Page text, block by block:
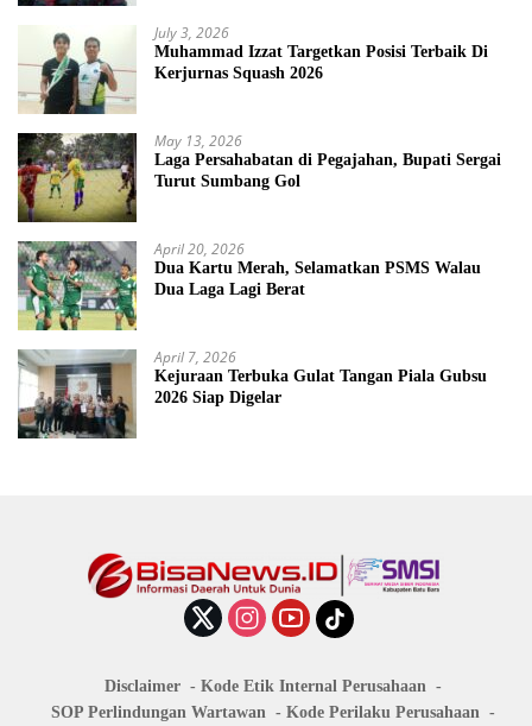
July 3, 2026
Muhammad Izzat Targetkan Posisi Terbaik Di
Kerjurnas Squash 2026
May 13, 2026
Laga Persahabatan di Pegajahan, Bupati Sergai
Turut Sumbang Gol
April 20, 2026
Dua Kartu Merah, Selamatkan PSMS Walau
Dua Laga Lagi Berat
April 7, 2026
Kejuraan Terbuka Gulat Tangan Piala Gubsu
2026 Siap Digelar
Disclaimer
Kode Etik Internal Perusahaan
SOP Perlindungan Wartawan
Kode Perilaku Perusahaan